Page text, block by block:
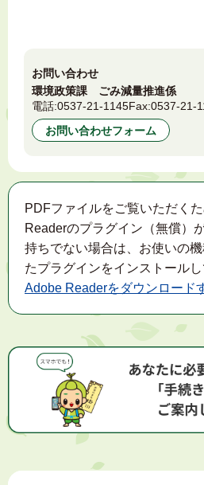
お問い合わせ
環境政策課 ごみ減量推進係
電話:0537-21-1145Fax:0537-21-
お問い合わせフォーム
PDFファイルをご覧いただく
Readerのプラグイン（無償）
持ちでない場合は、お使いの
たプラグインをインストールし
Adobe Readerをダウンロード